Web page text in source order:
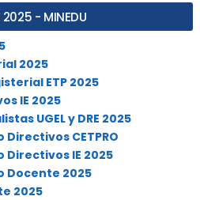
2025 - MINEDU
2025
ETP 2025
IE 2025
UGEL y DRE 2025
CETPRO
Directivos IE 2025
Docente 2025
2025